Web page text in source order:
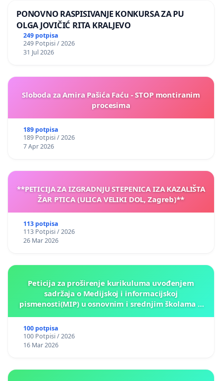
PONOVNO RASPISIVANJE KONKURSA ZA PU
OLGA JOVIČIĆ RITA KRALJEVO
249 potpisa
249 Potpisi / 2026
31 Jul 2026
Sloboda za Amira Pašića Faću - STOP montiranim
procesima
189 potpisa
189 Potpisi / 2026
7 Apr 2026
**PETICIJA ZA IZGRADNJU STEPENICA IZA KAZALIŠTA
ŽAR PTICA (ULICA VELIKI DOL, Zagreb)**
113 potpisa
113 Potpisi / 2026
26 Mar 2026
Peticija za proširenje kurikuluma uvođenjem
sadržaja o Medijskoj i informacijskoj
pismenosti(MIP) u osnovnim i srednjim školama u
100 potpisa
100 Potpisi / 2026
16 Mar 2026